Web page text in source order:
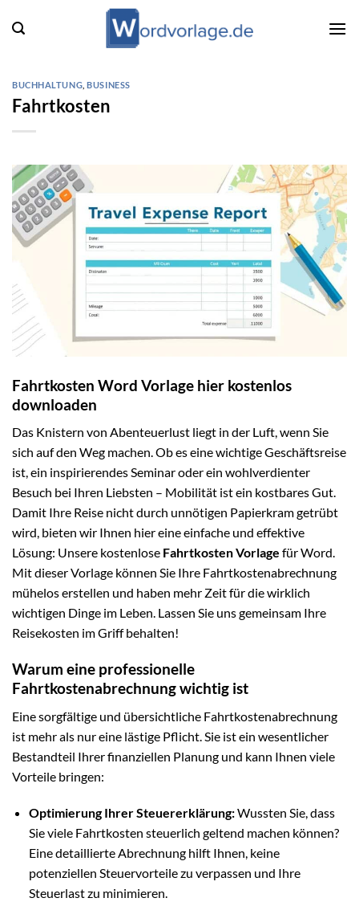
Inhalt
BUCHHALTUNG ,BUSINESS
Fahrtkosten
Fahrtkosten Word Vorlage hier kostenlos
downloaden
Das Knistern von Abenteuerlust liegt in der Luft, wenn Sie
sich auf den Weg machen. Ob es eine wichtige Geschäftsreise
ist, ein inspirierendes Seminar oder ein wohlverdienter
Besuch bei Ihren Liebsten – Mobilität ist ein kostbares Gut.
Damit Ihre Reise nicht durch unnötigen Papierkram getrübt
wird, bieten wir Ihnen hier eine einfache und effektive
Lösung: Unsere kostenlose Fahrtkosten Vorlage für Word.
Mit dieser Vorlage können Sie Ihre Fahrtkostenabrechnung
mühelos erstellen und haben mehr Zeit für die wirklich
wichtigen Dinge im Leben. Lassen Sie uns gemeinsam Ihre
Reisekosten im Griff behalten!
Warum eine professionelle
Fahrtkostenabrechnung wichtig ist
Eine sorgfältige und übersichtliche Fahrtkostenabrechnung
ist mehr als nur eine lästige Pflicht. Sie ist ein wesentlicher
Bestandteil Ihrer finanziellen Planung und kann Ihnen viele
Vorteile bringen:
Optimierung Ihrer Steuererklärung:Wussten Sie, dass
Sie viele Fahrtkosten steuerlich geltend machen können?
Eine detaillierte Abrechnung hilft Ihnen, keine
potenziellen Steuervorteile zu verpassen und Ihre
Steuerlast zu minimieren.